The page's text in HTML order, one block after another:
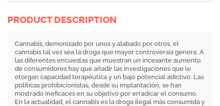
PRODUCT DESCRIPTION
Cannabis, demonizado por unos y alabado por otros, el
cannabis tal vez sea la droga que mayor controversia genera. A
las diferentes encuestas que muestran un incesante aumento
de consumidores hay que añadir las investigaciones que le
otorgan capacidad terapéutica y un bajo potencial adictivo. Las
políticas prohibicionistas, desde su implantación, se han
mostrado ineficaces en su objetivo por erradicar el consumo.
En la actualidad, el cannabis es la droga ilegal más consumida y